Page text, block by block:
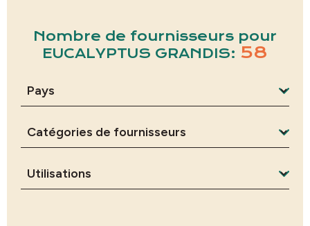
Nombre de fournisseurs pour
EUCALYPTUS GRANDIS: 58